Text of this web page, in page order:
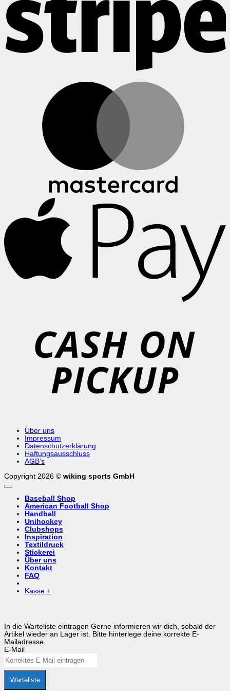
Über uns
Impressum
Datenschutzerklärung
Haftungsausschluss
AGB’s
Copyright 2026 © wiking sports GmbH
Baseball Shop
American Football Shop
Handball
Unihockey
Clubshops
Inspiration
Textildruck
Stickerei
Über uns
Kontakt
FAQ
Kasse +
In die Warteliste eintragen Gerne informieren wir dich, sobald der
Artikel wieder an Lager ist. Bitte hinterlege deine korrekte E-
Mailadresse.
E-Mail
Warteliste